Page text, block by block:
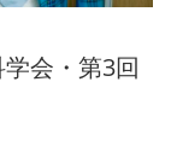
会・第3回